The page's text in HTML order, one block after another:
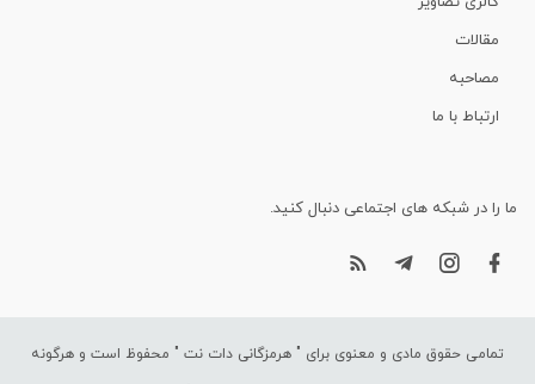
مقالات
مصاحبه
ارتباط با ما
ما را در شبکه های اجتماعی دنبال کنید.
تمامی حقوق مادی و معنوی برای " هرمزگانی دات نت " محفوظ است و هرگونه